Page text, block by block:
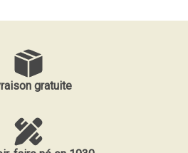
gratuite